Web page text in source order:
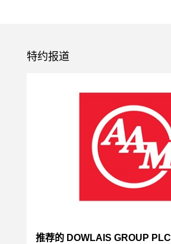
特约报道
推荐的 DOWLAIS GROUP PLC